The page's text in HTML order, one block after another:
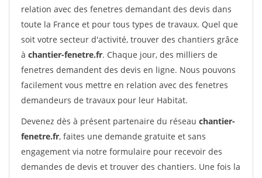
relation avec des fenetres demandant des devis dans
toute la France et pour tous types de travaux. Quel que
soit votre secteur d'activité, trouver des chantiers grâce
à chantier-fenetre.fr. Chaque jour, des milliers de
fenetres demandent des devis en ligne. Nous pouvons
facilement vous mettre en relation avec des fenetres
demandeurs de travaux pour leur Habitat.
Devenez dès à présent partenaire du réseau chantier-
fenetre.fr, faites une demande gratuite et sans
engagement via notre formulaire pour recevoir des
demandes de devis et trouver des chantiers. Une fois la